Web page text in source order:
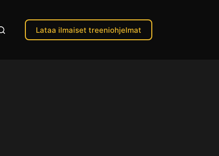
Lataa ilmaiset treeniohjelmat